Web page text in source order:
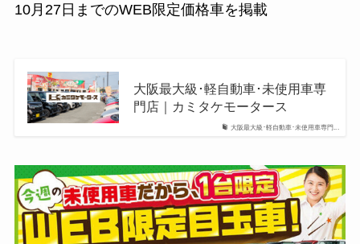
10月27日までのWEB限定価格車を掲載
大阪最大級･軽自動車･未使用車専門...
大阪最大級･軽自動車･未使用車専
門店｜カミタケモータース